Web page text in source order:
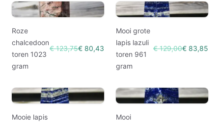
Roze
chalcedoon
toren 1023
gram
€ 123,75€ 80,43
Mooi grote
lapis lazuli
toren 961
gram
€ 129,00€ 83,85
Mooie lapis
Mooi